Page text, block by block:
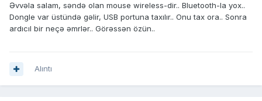
Əvvəla salam, səndə olan mouse wireless-dir.. Bluetooth-la yox..
Dongle var üstündə gəlir, USB portuna taxılır.. Onu tax ora.. Sonra
ardıcıl bir neçə əmrlər.. Görəssən özün..
Alıntı